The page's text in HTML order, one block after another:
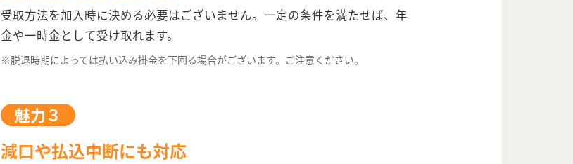
受取方法を加入時に決める必要はございません。一定の条件を満たせば、年
金や一時金として受け取れます。
※脱退時期によっては払い込み掛金を下回る場合がございます。ご注意ください。
魅力３
減口や払込中断にも対応